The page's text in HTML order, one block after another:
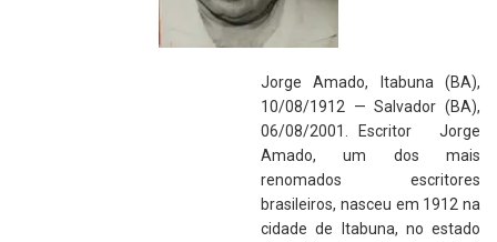
Jorge Amado, Itabuna (BA),
10/08/1912 — Salvador (BA),
06/08/2001. Escritor Jorge
Amado, um dos mais
renomados escritores
brasileiros, nasceu em 1912 na
cidade de Itabuna, no estado